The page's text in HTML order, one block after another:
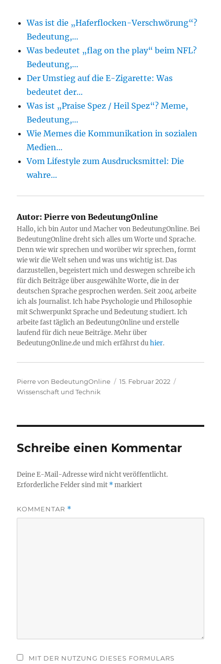
Was ist die „Haferflocken-Verschwörung“?
Bedeutung,…
Was bedeutet „flag on the play“ beim NFL?
Bedeutung,…
Der Umstieg auf die E-Zigarette: Was
bedeutet der…
Was ist „Praise Spez / Heil Spez“? Meme,
Bedeutung,…
Wie Memes die Kommunikation in sozialen
Medien…
Vom Lifestyle zum Ausdrucksmittel: Die
wahre…
Autor: Pierre von BedeutungOnline
Hallo, ich bin Autor und Macher von BedeutungOnline. Bei
BedeutungOnline dreht sich alles um Worte und Sprache.
Denn wie wir sprechen und worüber wir sprechen, formt
wie wir die Welt sehen und was uns wichtig ist. Das
darzustellen, begeistert mich und deswegen schreibe ich
für dich Beiträge über ausgewählte Worte, die in der
deutschen Sprache gesprochen werden. Seit 2004 arbeite
ich als Journalist. Ich habe Psychologie und Philosophie
mit Schwerpunkt Sprache und Bedeutung studiert. Ich
arbeite fast täglich an BedeutungOnline und erstelle
laufend für dich neue Beiträge. Mehr über
BedeutungOnline.de und mich erfährst duhier.
Autor
Pierre von BedeutungOnline
Veröffentlicht
15. Februar 2022
Wissenschaft und Technik
Schreibe einen Kommentar
Deine E-Mail-Adresse wird nicht veröffentlicht.
Erforderliche Felder sind mit *markiert
KOMMENTAR *
MIT DER NUTZUNG DIESES FORMULARS